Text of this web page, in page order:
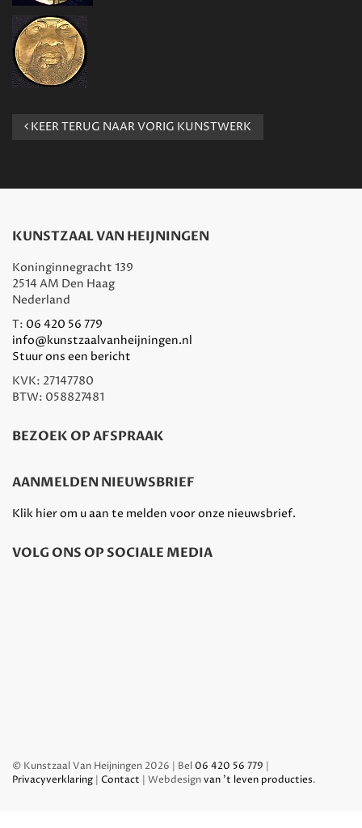
KEER TERUG NAAR VORIG KUNSTWERK
KUNSTZAAL VAN HEIJNINGEN
Koninginnegracht 139
2514 AM Den Haag
Nederland
T: 06 420 56 779
info@kunstzaalvanheijningen.nl
Stuur ons een bericht
KVK: 27147780
BTW: 058827481
BEZOEK OP AFSPRAAK
AANMELDEN NIEUWSBRIEF
Klik hier om u aan te melden voor onze nieuwsbrief.
VOLG ONS OP SOCIALE MEDIA
© Kunstzaal Van Heijningen 2026 | Bel 06 420 56 779 |
Privacyverklaring | Contact | Webdesignvan 't leven producties.